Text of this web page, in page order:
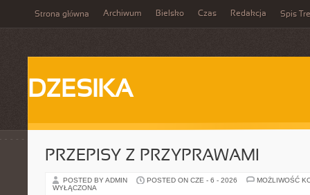
Strona główna Archiwum Bielsko Czas Redakcja Spis
DZESIKA
PRZEPISY Z PRZYPRAWAMI
POSTED BY ADMIN POSTED ON CZE - 6 - 2026
MOŻLIWOŚĆ
WYŁĄCZONA